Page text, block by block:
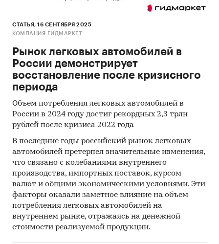
СТАТЬЯ, 16 СЕНТЯБРЯ 2025
КОМПАНИЯ ГИДМАРКЕТ
Рынок легковых автомобилей в
России демонстрирует
восстановление после кризисного
периода
Объем потребления легковых автомобилей в
России в 2024 году достиг рекордных 2,3 трлн
рублей после кризиса 2022 года
В последние годы российский рынок легковых
автомобилей претерпел значительные изменения,
что связано с колебаниями внутреннего
производства, импортных поставок, курсом
валют и общими экономическими условиями. Эти
факторы оказали заметное влияние на объем
потребления легковых автомобилей на
внутреннем рынке, отражаясь на денежной
стоимости реализуемой продукции.